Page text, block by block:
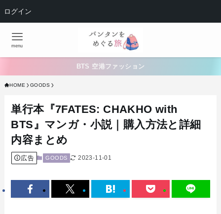
ログイン
menu
BTS 空港ファッション
HOME GOODS
単行本『7FATES: CHAKHO with
BTS』マンガ・小説｜購入方法と詳細
内容まとめ
広告 GOODS 2023-11-01